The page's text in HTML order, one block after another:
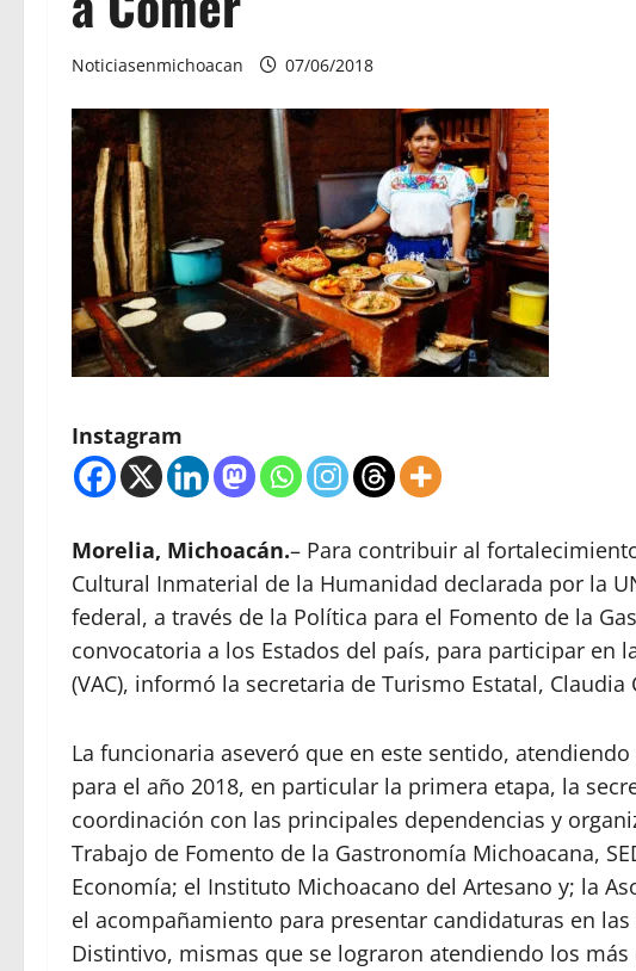
Noticiasenmichoacan 07/06/2018
Instagram
Morelia, Michoacán.– Para contribuir al
Cultural Inmaterial de la Humanidad declarada por la
federal, a través de la Política para el Fomento de la
convocatoria a los Estados del país, para participar en
(VAC), informó la secretaria de Turismo Estatal, Claudia
La funcionaria aseveró que en este sentido,
para el año 2018, en particular la primera etapa, la
coordinación con las principales dependencias y
Trabajo de Fomento de la Gastronomía Michoacana,
Economía; el Instituto Michoacano del Artesano y; la
el acompañamiento para presentar candidaturas en
Distintivo, mismas que se lograron atendiendo los